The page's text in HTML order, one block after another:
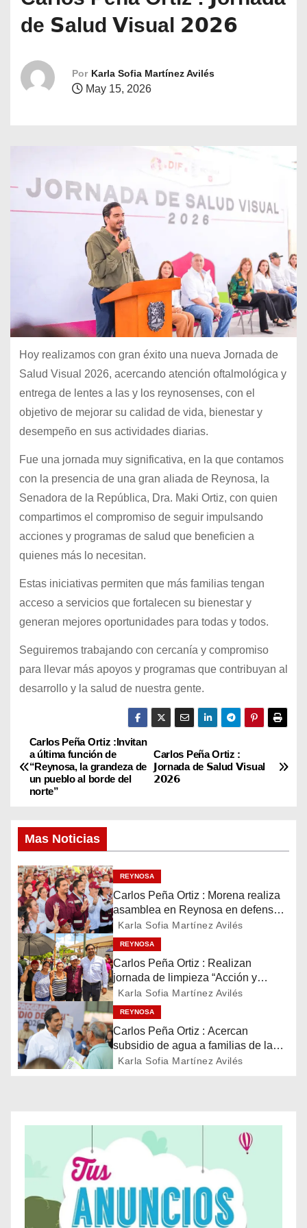
de 𝗦alud 𝗩isual 𝟮𝟬𝟮𝟲
Por Karla Sofia Martínez Avilés
May 15, 2026
Hoy realizamos con gran éxito una nueva Jornada de
Salud Visual 2026, acercando atención oftalmológica y
entrega de lentes a las y los reynosenses, con el
objetivo de mejorar su calidad de vida, bienestar y
desempeño en sus actividades diarias.
Fue una jornada muy significativa, en la que contamos
con la presencia de una gran aliada de Reynosa, la
Senadora de la República, Dra. Maki Ortiz, con quien
compartimos el compromiso de seguir impulsando
acciones y programas de salud que beneficien a
quienes más lo necesitan.
Estas iniciativas permiten que más familias tengan
acceso a servicios que fortalecen su bienestar y
generan mejores oportunidades para todas y todos.
Seguiremos trabajando con cercanía y compromiso
para llevar más apoyos y programas que contribuyan al
desarrollo y la salud de nuestra gente.
N
a
e
g
a
c
i
ó
n
d
e
n
Carlos Peña Ortiz :
𝗝ornada de 𝗦alud 𝗩isual
𝟮𝟬𝟮𝟲
Carlos Peña Ortiz :Invitan
a última función de
“Reynosa, la grandeza de
un pueblo al borde del
norte”
Mas Noticias
REYNOSA
Carlos Peña Ortiz : Morena realiza
asamblea en Reynosa en defensa
de la soberanía
Karla Sofia Martínez Avilés
REYNOSA
Carlos Peña Ortiz : Realizan
jornada de limpieza “Acción y
Conciencia” en Reynosa
Karla Sofia Martínez Avilés
REYNOSA
Carlos Peña Ortiz : Acercan
subsidio de agua a familias de la
colonia La Cañada
Karla Sofia Martínez Avilés